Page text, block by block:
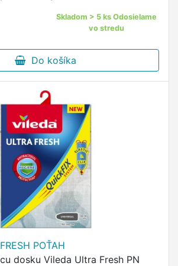
42 cm, …
Skladom > 5 ks Odosielame
vo stredu
Do košíka
POŤAH
dosku Vileda Ultra Fresh PN